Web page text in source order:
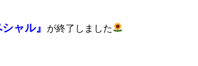
ャル』 が終了しました